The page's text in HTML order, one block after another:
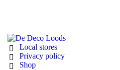
Local stores
Privacy policy
Shop